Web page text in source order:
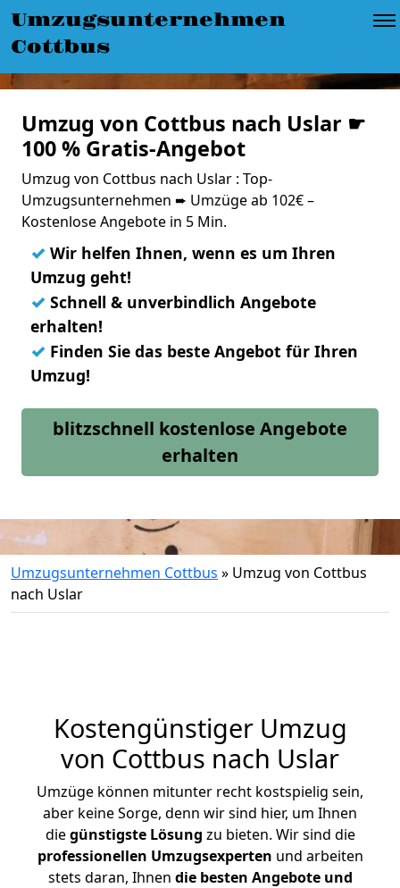
Umzugsunternehmen
Cottbus
Umzug von Cottbus nach Uslar ☛
100 % Gratis-Angebot
Umzug von Cottbus nach Uslar : Top-
Umzugsunternehmen ➨ Umzüge ab 102€ –
Kostenlose Angebote in 5 Min.
✓ Wir helfen Ihnen, wenn es um Ihren
Umzug geht!
✓ Schnell & unverbindlich Angebote
erhalten!
✓ Finden Sie das beste Angebot für Ihren
Umzug!
blitzschnell kostenlose Angebote
erhalten
Umzugsunternehmen Cottbus » Umzug von Cottbus
nach Uslar
Kostengünstiger Umzug
von Cottbus nach Uslar
Umzüge können mitunter recht kostspielig sein,
aber keine Sorge, denn wir sind hier, um Ihnen
diegünstigste Lösung zu bieten. Wir sind die
professionellen Umzugsexperten und arbeiten
stets daran, Ihnen die besten Angebote und